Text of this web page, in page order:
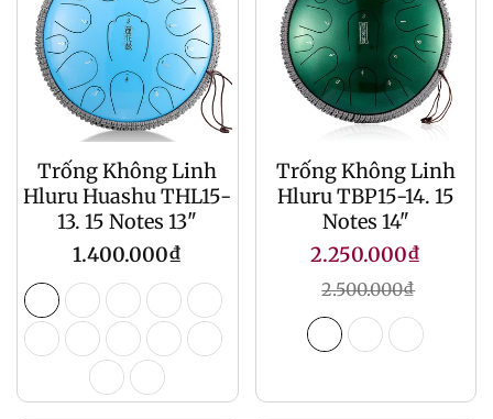
Trống Không Linh
Hluru Huashu THL15-
13. 15 Notes 13"
Giá
gốc
1.400.000₫
Trống Không Linh
Hluru TBP15-14. 15
Notes 14"
Giá
khuyến
mãi
2.250.000₫
Giá
gốc
2.500.000₫